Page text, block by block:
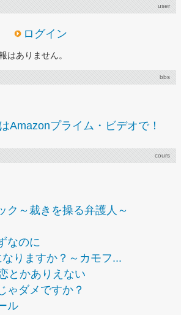
user
ログイン
はありません。
bbs
Amazonプライム・ビデオで！
cours
ク～裁きを操る弁護人～
なのに
りますか？～カモフ...
とかありえない
ゃダメですか？
ル